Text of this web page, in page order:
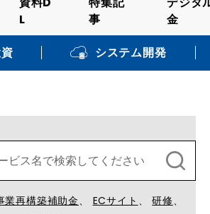
L
事
金
システム開発
業再構築補助金 ECサイト
研修